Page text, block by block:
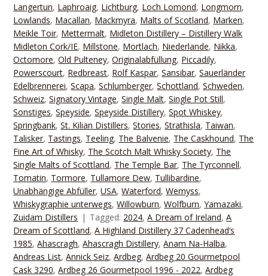
Langertun, Laphroaig, Lichtburg, Loch Lomond, Longmorn,
Lowlands, Macallan, Mackmyra, Malts of Scotland, Marken,
Meikle Toir, Mettermalt, Midleton Distillery – Distillery Walk
Midleton Cork/IE, Millstone, Mortlach, Niederlande, Nikka,
Octomore,Old Pulteney,Originalabfüllung, Piccadily,
Powerscourt, Redbreast, Rolf Kaspar,Sansibar,Sauerländer
Edelbrennerei,Scapa,Schlumberger,Schottland,Schweden,
Schweiz,Signatory Vintage,Single Malt,Single Pot Still,
Sonstiges,Speyside,Speyside Distillery,Spot Whiskey,
Springbank,St. Kilian Distillers,Stories,Strathisla, Taiwan,
Talisker, Tastings, Teeling, The Balvenie, The Caskhound, The
Fine Art of Whisky, The Scotch Malt Whisky Society, The
Single Malts of Scottland, The Temple Bar, The Tyrconnell,
Tomatin, Tormore, Tullamore Dew, Tullibardine,
Unabhängige Abfüller,USA,Waterford,Wemyss,
Whiskygraphie unterwegs,Willowburn,Wolfburn,Yamazaki,
Zuidam Distillers
Tagged: 2024,A Dream of Ireland,A
Dream of Scottland,A Highland Distillery 37 Cadenhead‘s
1985,Ahascragh,Ahascragh Distillery,Anam Na-Halba,
Andreas List,Annick Seiz,Ardbeg,Ardbeg 20 Gourmetpool
Cask 3290,Ardbeg 26 Gourmetpool 1996 - 2022,Ardbeg